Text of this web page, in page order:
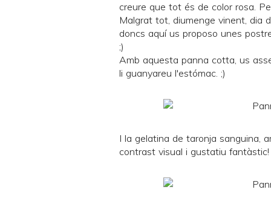
creure que tot és de color rosa.
Malgrat tot, diumenge vinent, dia
doncs aquí us proposo unes
;)
Amb aquesta panna cotta, us
li guanyareu l'estómac. ;)
I la gelatina de taronja sanguina,
contrast visual i gustatiu fantàstic!